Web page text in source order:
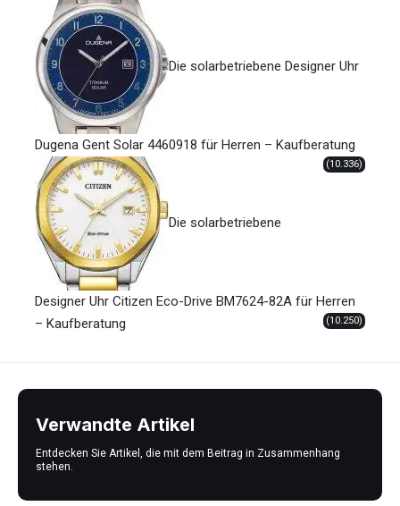
Die solarbetriebene Designer Uhr
Dugena Gent Solar 4460918 für Herren – Kaufberatung
(10.336)
Die solarbetriebene
Designer Uhr Citizen Eco-Drive BM7624-82A für Herren
– Kaufberatung
(10.250)
Verwandte Artikel
Entdecken Sie Artikel, die mit dem Beitrag in Zusammenhang
stehen.